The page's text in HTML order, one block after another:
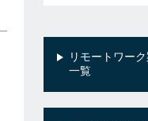
リモートワー
一覧